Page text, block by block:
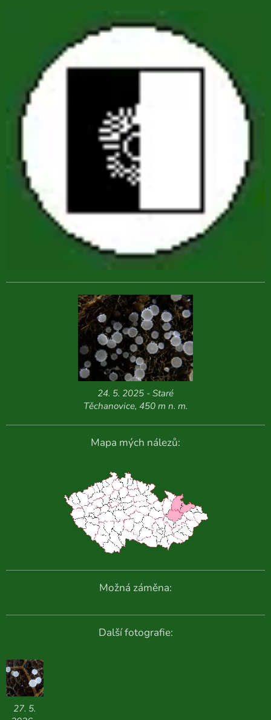
24. 5. 2025 - Staré
Těchanovice, 450 m n. m.
Mapa mých nálezů:
Možná záměna:
Další fotografie:
27. 5.